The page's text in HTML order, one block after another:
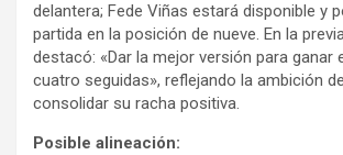
delantera; Fede Viñas estará disponible y
partida en la posición de nueve. En la
destacó: «Dar la mejor versión para ganar
cuatro seguidas», reflejando la ambición
consolidar su racha positiva.
Posible alineación: